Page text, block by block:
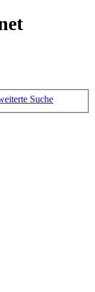
Suche